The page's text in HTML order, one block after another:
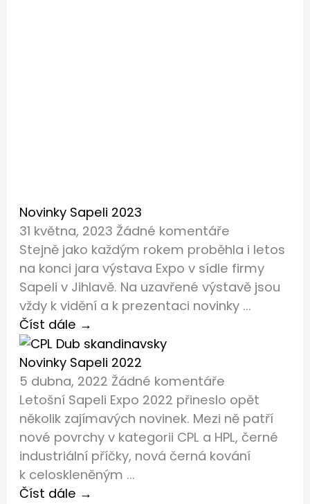
Novinky Sapeli 2023
31 května, 2023 Žádné komentáře
Stejně jako každým rokem proběhla i letos
na konci jara výstava Expo v sídle firmy
Sapeli v Jihlavě. Na uzavřené výstavě jsou
vždy k vidění a k prezentaci novinky ...
Číst dále →
Novinky Sapeli 2022
5 dubna, 2022 Žádné komentáře
Letošní Sapeli Expo 2022 přineslo opět
několik zajímavých novinek. Mezi ně patří
nové povrchy v kategorii CPL a HPL, černé
industriální příčky, nová černá kování
k celoskleněným ...
Číst dále →